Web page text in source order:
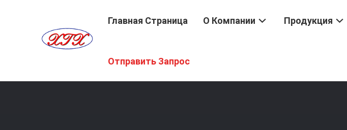
Главная Страница О Компании Продукция
Отправить Запрос